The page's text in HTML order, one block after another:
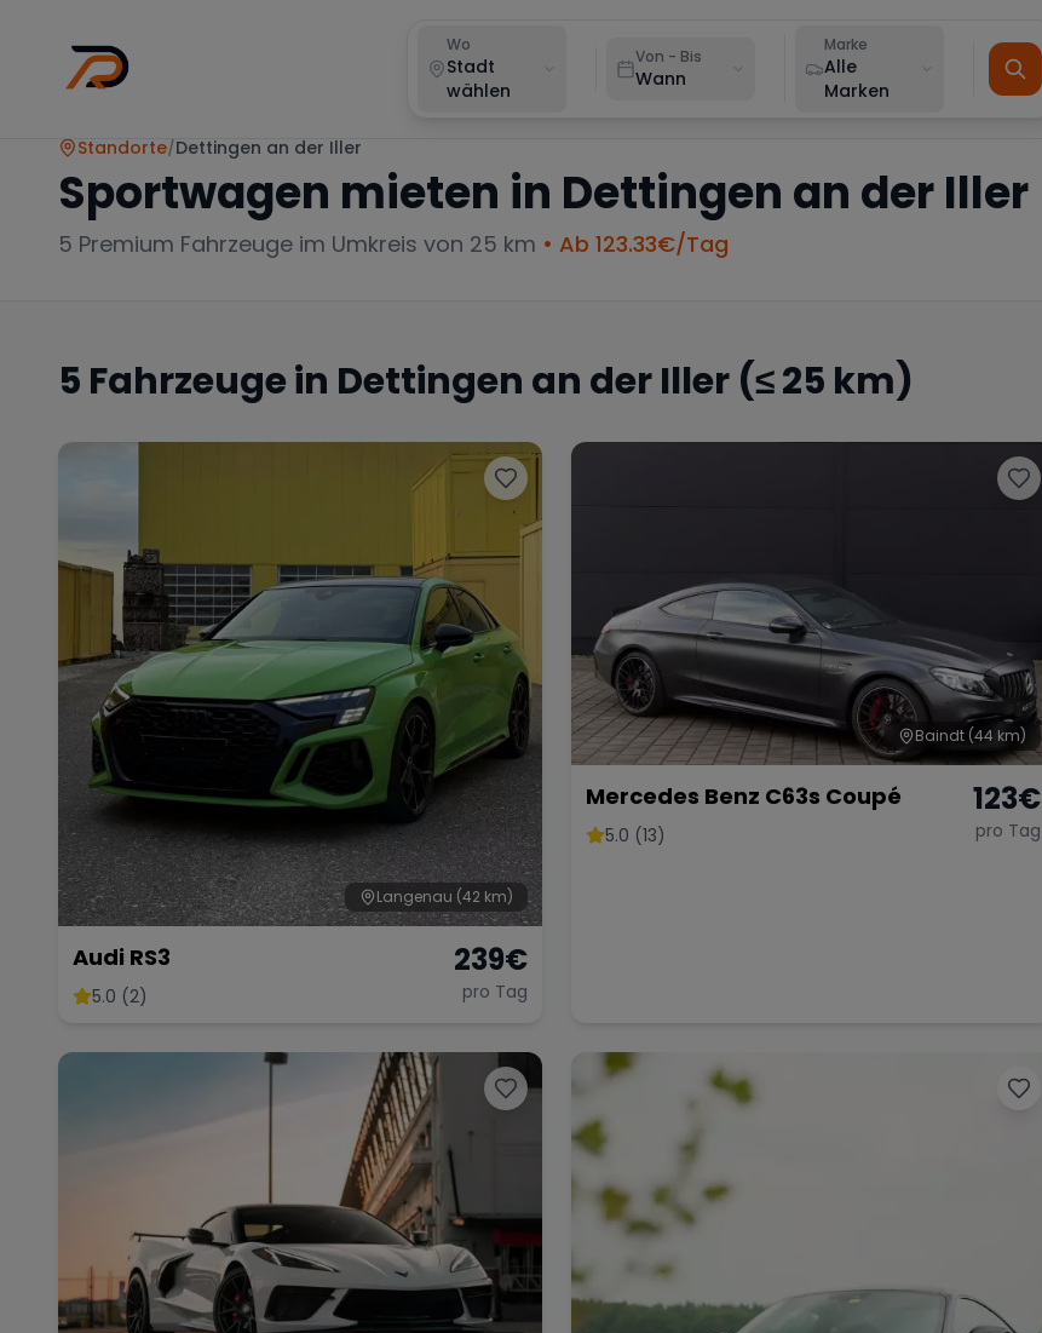
Wo
Stadt
wählen
Von - Bis
Wann
Marke
Alle
Marken
Standorte/Dettingen an der Iller
Sportwagen mieten in Dettingen an der Iller
5 Premium Fahrzeuge im Umkreis von 25 km • Ab 123.33€/Tag
5 Fahrzeuge in Dettingen an der Iller (≤ 25 km)
Langenau (42 km)
Audi RS3
5.0 (2)
239€
pro Tag
Baindt (44 km)
Mercedes Benz C63s Coupé
5.0 (13)
123€
pro Tag